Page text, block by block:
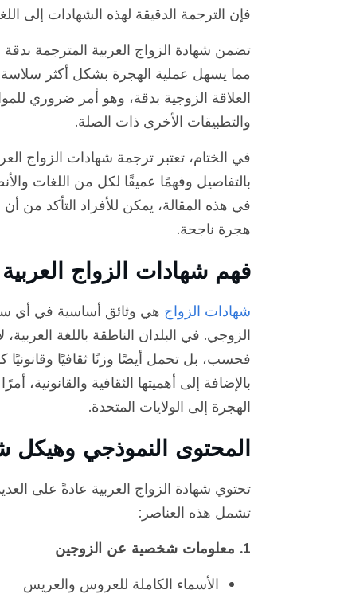
فإن الترجمة الدقيقة لهذه الشهادات إلى
تضمن شهادة الزواج العربية المترجمة
العلاقة الزوجية بدقة، وهو أمر ضروري
والتطبيقات الأخرى ذات الصلة.
في الختام، تعتبر ترجمة شهادات الزواج
بالتفاصيل وفهمًا عميقًا لكل من اللغات
في هذه المقالة، يمكن للأفراد التأكد من
هجرة ناجحة.
فهم شهادات الزواج العربية
شهادات الزواج هي وثائق أساسية في أي
الزوجي. في البلدان الناطقة باللغة
فحسب، بل تحمل أيضًا وزنًا ثقافيًا وقانونيًا
بالإضافة إلى أهميتها الثقافية والقانونية،
الهجرة إلى الولايات المتحدة.
المحتوى النموذجي وهيكل
تحتوي شهادة الزواج العربية عادةً على
تشمل هذه العناصر:
1. معلومات شخصية عن الزوجين
الأسماء الكاملة للعروس والعريس